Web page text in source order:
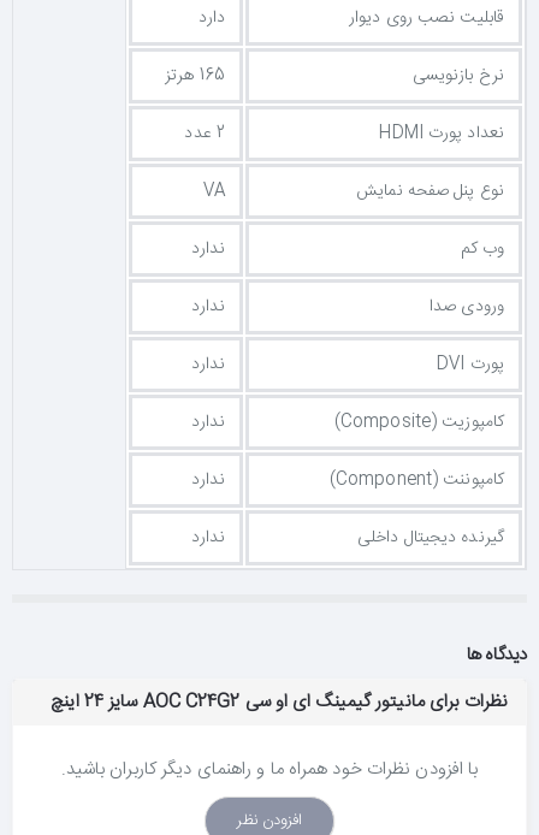
قابلیت نصب روی دیوار
دارد
نرخ بازنویسی
165 هرتز
نعداد پورت HDMI
2 عدد
نوع پنل صفحه نمایش
VA
وب کم
ندارد
ورودی صدا
ندارد
پورت DVI
ندارد
کامپوزیت (Composite)
ندارد
کامپوننت (Component)
ندارد
گیرنده دیجیتال داخلی
ندارد
دیدگاه ها
نظرات برای مانیتور گیمینگ ای او سی AOC C24G2 سایز 24 اینچ
با افزودن نظرات خود همراه ما و راهنمای دیگر کاربران باشید.
افزودن نظر